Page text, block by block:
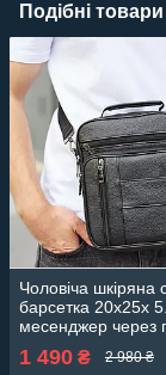
Подібні
Чоловіча шкіряна
барсетка 20х25х
месенджер через
Bexhill BX-02103
1 490 ₴ 2 980 ₴